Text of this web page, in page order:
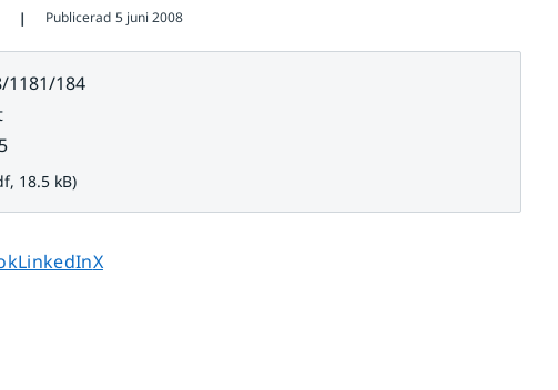
❘ Publicerad 5 juni 2008
1181/184
kB.
18.5 kB)
på
Dela sidan på
LinkedInDela sidan på
X